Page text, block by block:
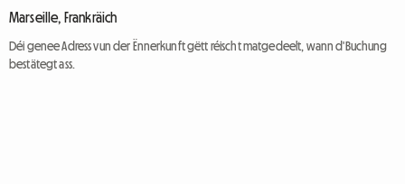
Marseille, Frankräich
Déi genee Adress vun der Ënnerkunft gëtt réischt matgedeelt, wann d'Buchung
bestätegt ass.